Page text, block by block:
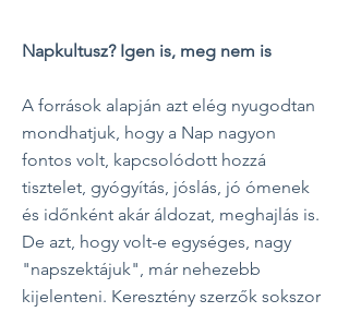
Napkultusz? Igen is, meg nem is
A források alapján azt elég nyugodtan
mondhatjuk, hogy a Nap nagyon
fontos volt, kapcsolódott hozzá
tisztelet, gyógyítás, jóslás, jó ómenek
és időnként akár áldozat, meghajlás is.
De azt, hogy volt-e egységes, nagy
"napszektájuk", már nehezebb
kijelenteni. Keresztény szerzők sokszor